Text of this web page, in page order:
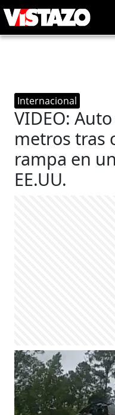
Internacional
VIDEO:
metros tras
rampa en
EE.UU.